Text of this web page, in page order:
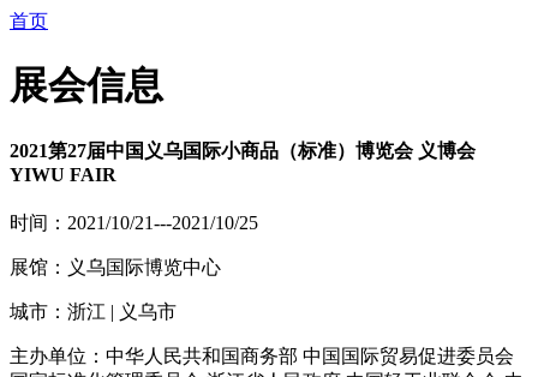
首页
展会信息
2021第27届中国义乌国际小商品（标准）博览会 义博会
YIWU FAIR
时间：2021/10/21---2021/10/25
展馆：义乌国际博览中心
城市：浙江 | 义乌市
主办单位：中华人民共和国商务部 中国国际贸易促进委员会